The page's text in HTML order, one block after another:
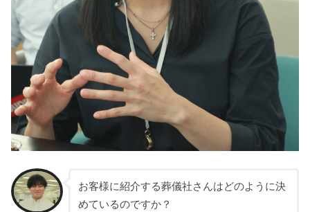
お客様に紹介する葬儀社さんはどのように決
めているのですか？